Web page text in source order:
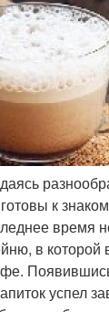
к
время
в которой
успел